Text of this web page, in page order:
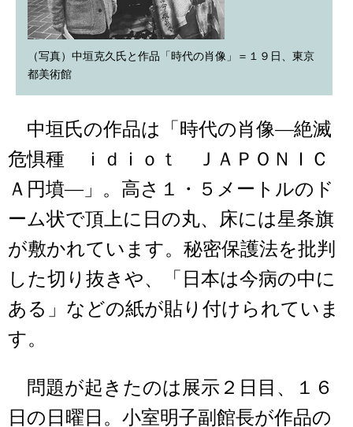
（写真）中垣克久氏と作品「時代の肖像」＝１９日、東京
都美術館
中垣氏の作品は「時代の肖像―絶滅
危惧種 ｉｄｉｏｔ ＪＡＰＯＮＩＣ
Ａ円墳―」。高さ１・５メートルのド
ーム状で頂上に日の丸、床には星条旗
が敷かれています。秘密保護法を批判
した切り抜きや、「日本は今病の中に
ある」などの紙が貼り付けられていま
す。
問題が起きたのは展示２日目、１６
日の日曜日。小室明子副館長が作品の